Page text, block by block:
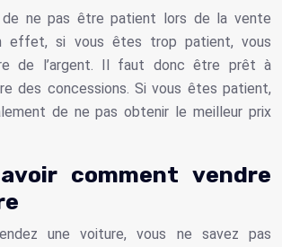
ne pas être patient lors de la vente
effet, si vous êtes trop patient, vous
de l’argent. Il faut donc être prêt à
des concessions. Si vous êtes patient,
de ne pas obtenir le meilleur prix
comment vendre
une voiture, vous ne savez pas